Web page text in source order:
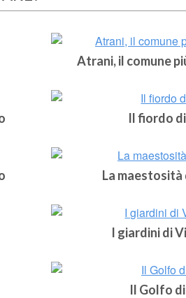
Atrani, il comune
Il fiordo
La maestosità
I giardini di
Il Golfo